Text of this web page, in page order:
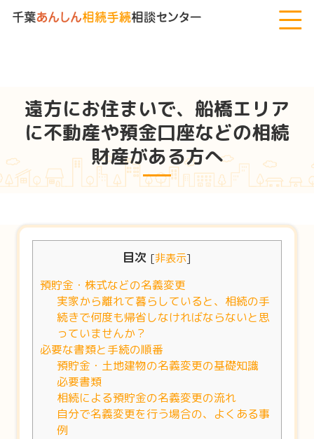
千葉あんしん相続手続相談センター>遠方にお住まいで、船橋エリ
遠方にお住まいで、船橋エリア
に不動産や預金口座などの相続
財産がある方へ
目次 [非表示]
預貯金・株式などの名義変更
実家から離れて暮らしていると、相続の手
続きで何度も帰省しなければならないと思
っていませんか？
必要な書類と手続の順番
預貯金・土地建物の名義変更の基礎知識
必要書類
相続による預貯金の名義変更の流れ
自分で名義変更を行う場合の、よくある事
例